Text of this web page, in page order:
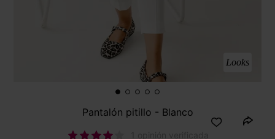
Looks
Pantalón pitillo - Blanco